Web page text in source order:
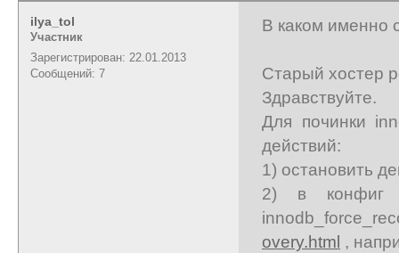
ilya_tol
Участник
Зарегистрирован: 22.01.2013
Сообщений: 7
В каком именно
Старый хостер
Здравствуйте.
Для починки
действий:
1) остановить
2) в конфиг
overy.html ,